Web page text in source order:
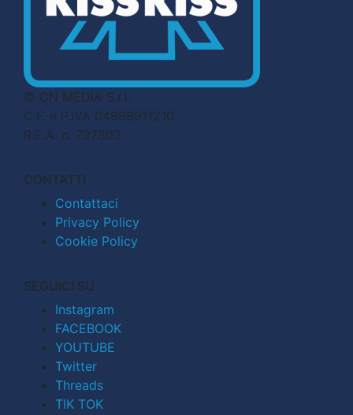
© CN MEDIA S.r.l.
C.F. e P.IVA 04998911210
R.E.A. n. 727803
CONTATTI
Contattaci
Privacy Policy
Cookie Policy
SEGUICI SU
Instagram
FACEBOOK
YOUTUBE
Twitter
Threads
TIK TOK